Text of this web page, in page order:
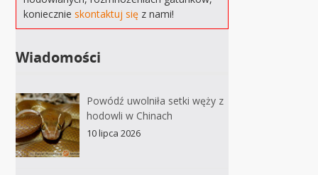
koniecznieskontaktuj się z nami!
Wiadomości
Powódź uwolniła setki węży z
hodowli w Chinach
10 lipca 2026